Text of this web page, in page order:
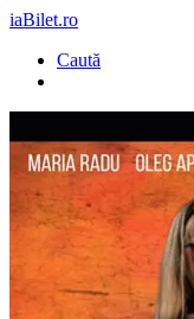
iaBilet.ro
Caută